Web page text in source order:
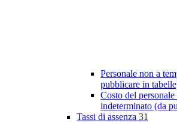
Personale non a
pubblicare in
Costo del
indeterminato (da
Tassi di assenza 31